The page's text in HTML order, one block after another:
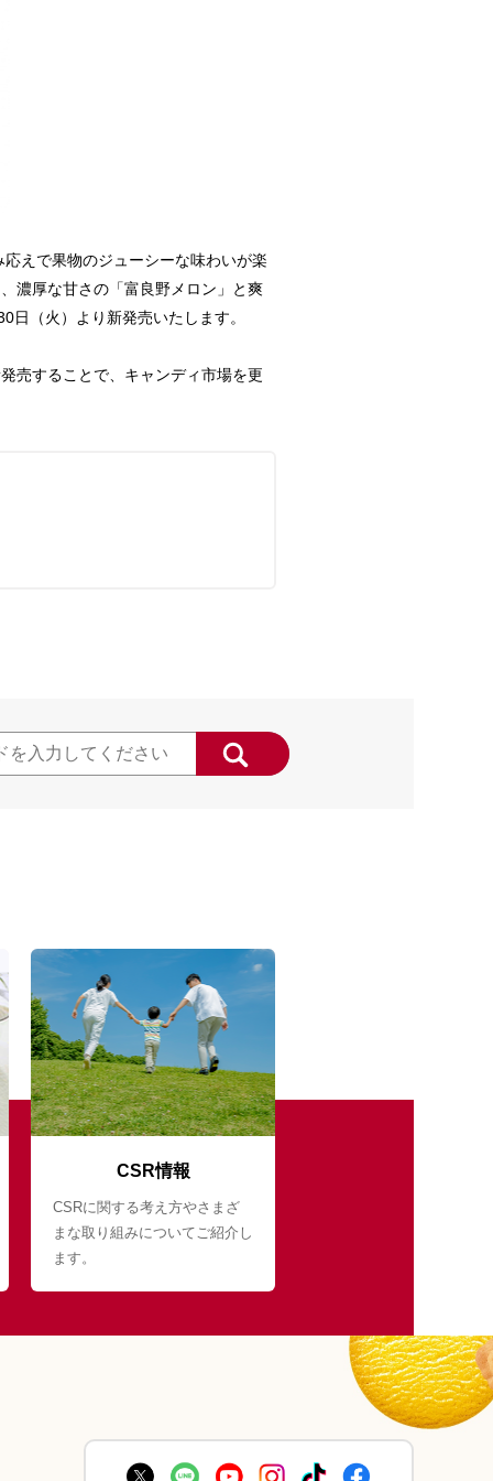
えで果物のジューシーな味わいが楽
濃厚な甘さの「富良野メロン」と爽
（火）より新発売いたします。
売することで、キャンディ市場を更
CSR情報
CSRに関する考え方やさまざ
まな取り組みについてご紹介し
ます。